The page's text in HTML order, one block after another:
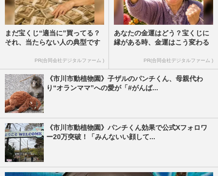
まだ宝くじ“適当に”買ってる？
それ、当たらない人の典型です
PR(合同会社デジタルファーム )
あなたの金運はどう？宝くじに
縁がある時、金運はこう変わる
PR(合同会社デジタルファーム )
《市川市動植物園》子ザルのパンチくん、母親代わ
り“オランママ”への愛が「#がんば...
《市川市動植物園》パンチくん効果で公式Xフォロワ
ー20万突破！「みんないい顔して...